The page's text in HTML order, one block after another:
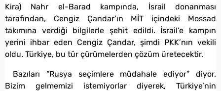
Kira) Nahr el-Barad kampında, İsrail donanması
tarafından, Cengiz Çandar’ın MİT içindeki Mossad
takımına verdiği bilgilerle şehit edildi. İsrail’e kampın
yerini ihbar eden Cengiz Çandar, şimdi PKK’nın vekili
oldu. Türkiye, bu tür çürümelerden çözüm üretecektir.
Bazıları “Rusya seçimlere müdahale ediyor” diyor.
Bizim gelmemizi istemiyorlar diyerek, Türkiye’nin